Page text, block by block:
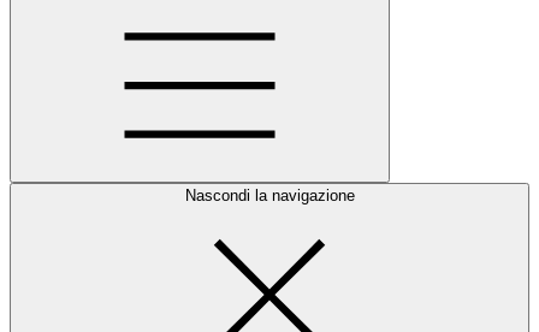
Nascondi la navigazione